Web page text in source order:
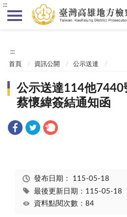
:::
:::
首頁 資訊公開 公示送達
公示送達114他7440
蔡懷緯簽結通知函
發布日期： 115-05-18
最後更新日期：115-05-18
資料點閱次數：84